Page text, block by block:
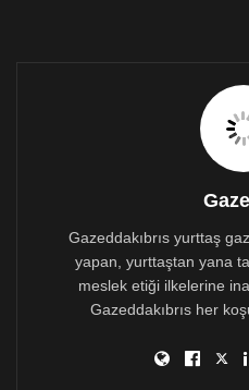
için ve aynı zamanda
çerçeve temelinde önemli
başlaması için koşullar
yolu kullandığını ifade etti.
Dışişleri Bakanı Yeroskipou
Konstantinidis, Giannaki
Michalis Kyprianou’nun
Gazeddakıbrıs yurttaş
yapan, yurttaştan yana
meslek etiği ilkelerine
Gazeddakıbrıs her